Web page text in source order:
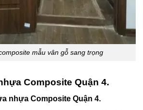
mẫu vân gỗ sang trọng
Composite Quận 4.
nhựa Composite Quận 4.